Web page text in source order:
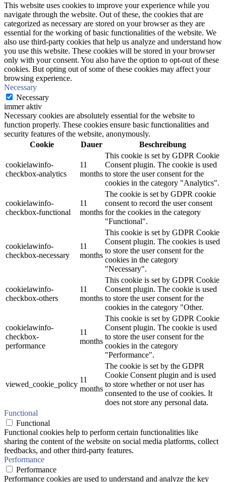
This website uses cookies to improve your experience while you
navigate through the website. Out of these, the cookies that are
categorized as necessary are stored on your browser as they are
essential for the working of basic functionalities of the website. We
also use third-party cookies that help us analyze and understand how
you use this website. These cookies will be stored in your browser
only with your consent. You also have the option to opt-out of these
cookies. But opting out of some of these cookies may affect your
browsing experience.
Necessary
Necessary
immer aktiv
Necessary cookies are absolutely essential for the website to
function properly. These cookies ensure basic functionalities and
security features of the website, anonymously.
Cookie
Dauer Beschreibung
cookielawinfo-
checkbox-analytics
11
months
This cookie is set by GDPR Cookie
Consent plugin. The cookie is used
to store the user consent for the
cookies in the category "Analytics".
cookielawinfo-
checkbox-functional
11
months
The cookie is set by GDPR cookie
consent to record the user consent
for the cookies in the category
"Functional".
cookielawinfo-
checkbox-necessary
11
months
This cookie is set by GDPR Cookie
Consent plugin. The cookies is used
to store the user consent for the
cookies in the category
"Necessary".
cookielawinfo-
checkbox-others
11
months
This cookie is set by GDPR Cookie
Consent plugin. The cookie is used
to store the user consent for the
cookies in the category "Other.
cookielawinfo-
checkbox-
performance
11
months
This cookie is set by GDPR Cookie
Consent plugin. The cookie is used
to store the user consent for the
cookies in the category
"Performance".
viewed_cookie_policy
11
months
The cookie is set by the GDPR
Cookie Consent plugin and is used
to store whether or not user has
consented to the use of cookies. It
does not store any personal data.
Functional
Functional
Functional cookies help to perform certain functionalities like
sharing the content of the website on social media platforms, collect
feedbacks, and other third-party features.
Performance
Performance
Performance cookies are used to understand and analyze the key